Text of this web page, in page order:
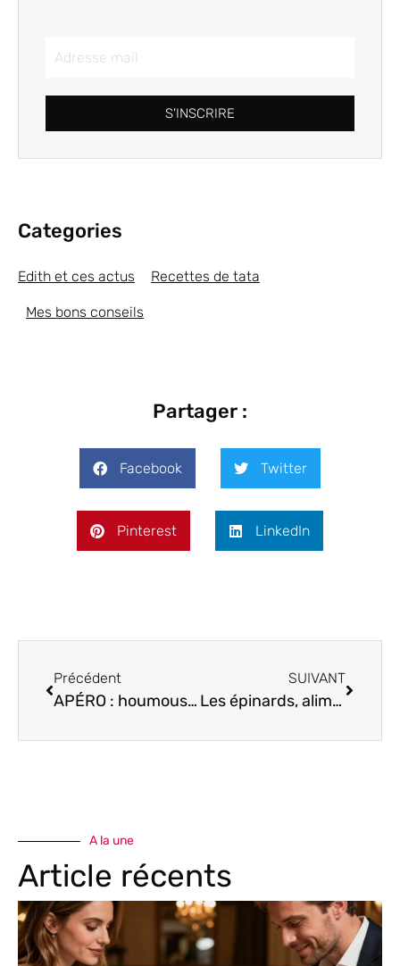
S'INSCRIRE
Categories
Edith et ces actus Recettes de tata
Mes bons conseils
Partager :
Facebook Twitter
Pinterest LinkedIn
Précédent
APÉRO : houmous de fèves et poivrons
SUIVANT
Les épinards, aliments santé par excellence !
A la une
Article récents